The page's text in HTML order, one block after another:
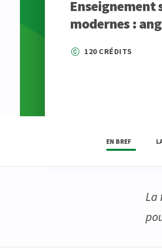
Enseignement
modernes :
120 CRÉDITS
EN BREF
La